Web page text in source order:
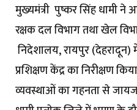
मुख्यमंत्री पुष्कर सिंह धामी ने
रक्षक दल विभाग तथा खेल
निदेशालय, रायपुर (देहरादून)
प्रशिक्षण केंद्र का निरीक्षण
व्यवस्थाओं का गहनता से